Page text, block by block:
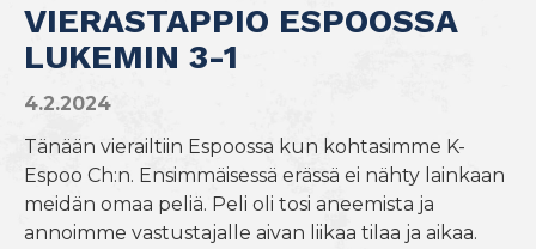
VIERASTAPPIO ESPOOSSA
LUKEMIN 3-1
4.2.2024
Tänään vierailtiin Espoossa kun kohtasimme K-
Espoo Ch:n. Ensimmäisessä erässä ei nähty lainkaan
meidän omaa peliä. Peli oli tosi aneemista ja
annoimme vastustajalle aivan liikaa tilaa ja aikaa.